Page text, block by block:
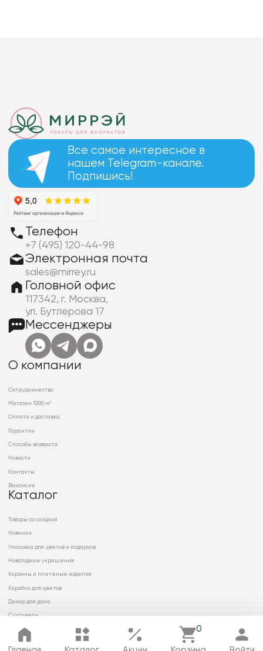
0
Все самое интересное в
нашем Telegram-канале.
Подпишись!
Телефон
+7 (495) 120-44-98
Электронная почта
sales@mirrey.ru
Головной офис
117342, г. Москва,
ул. Бутлерова 17
Мессенджеры
О компании
Сотрудничество
Магазин 1000 м²
Оплата и доставка
Гарантии
Способы возврата
Новости
Контакты
Вакансии
Каталог
Товары со скидкой
Новинки
Упаковка для цветов и подарков
Новогодние украшения
Корзины и плетеные изделия
Коробки для цветов
Декор для дома
Сухоцветы